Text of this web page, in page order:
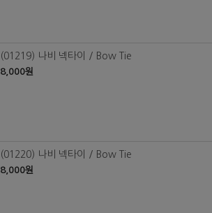
(01219) 나비 넥타이 / Bow Tie
8,000원
(01220) 나비 넥타이 / Bow Tie
8,000원